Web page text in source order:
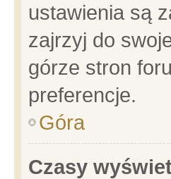
ustawienia są
zajrzyj do
górze stron
preferencje.
Góra
Czasy